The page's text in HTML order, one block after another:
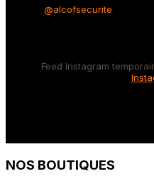
@alcofsecurite
Feed Instagram
NOS BOUTIQUES